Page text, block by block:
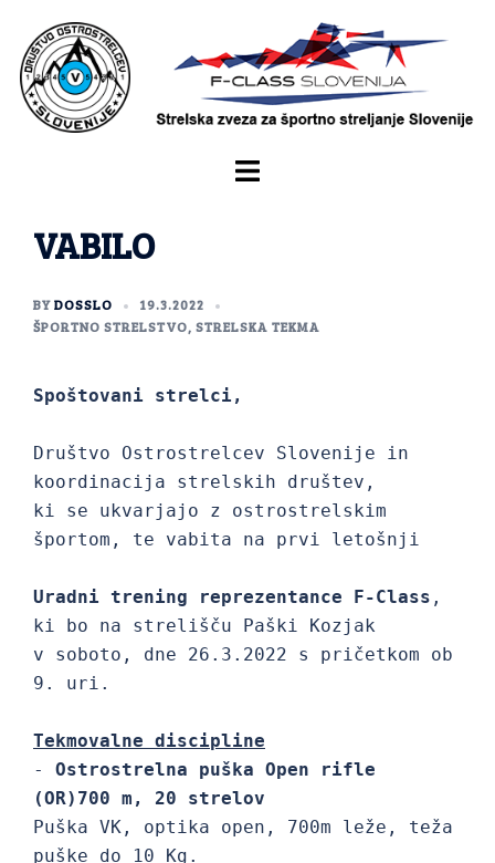
VABILO
BYDOSSLO
19.3.2022
ŠPORTNO STRELSTVO, STRELSKA TEKMA
Društvo Ostrostrelcev Slovenije in
koordinacija strelskih društev,
ki se ukvarjajo z ostrostrelskim
športom, te vabita na prvi letošnji
Uradni trening reprezentance F-Class ,
ki bo na strelišču Paški Kozjak
v soboto, dne 26.3.2022 s pričetkom ob
9. uri.
Tekmovalne discipline
- Ostrostrelna puška Open rifle
(OR)700 m, 20 strelov
Puška VK, optika open, 700m leže, teža